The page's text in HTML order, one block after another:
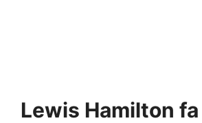
Lewis Hamilton fa